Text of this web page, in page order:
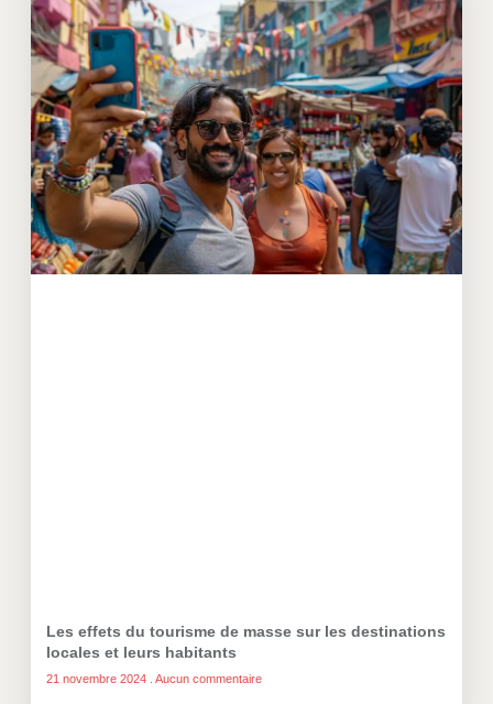
Les effets du tourisme de masse sur les destinations
locales et leurs habitants
21 novembre 2024 Aucun commentaire